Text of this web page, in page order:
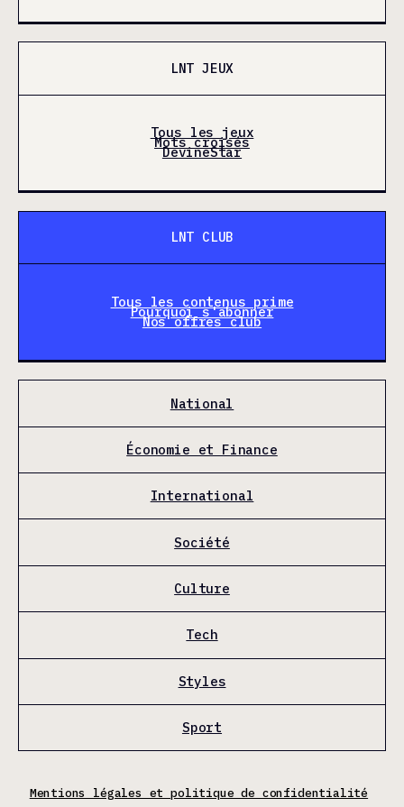
LNT JEUX
Tous les jeux
Mots croisés
DevineStar
LNT CLUB
Tous les contenus prime
Pourquoi s'abonner
Nos offres club
National
Économie et Finance
International
Société
Culture
Tech
Styles
Sport
Mentions légales et politique de confidentialité